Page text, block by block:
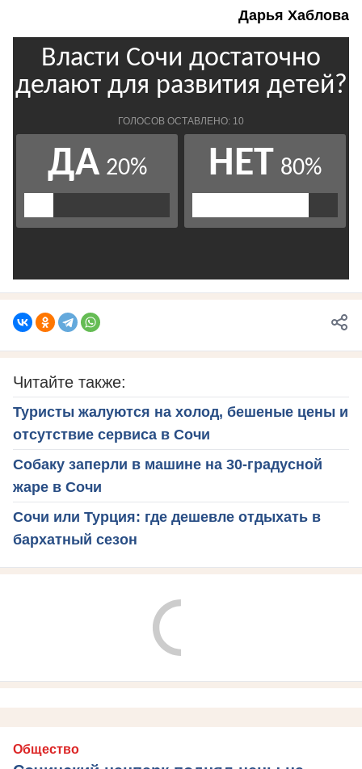
Дарья Хаблова
Читайте также:
Туристы жалуются на холод, бешеные цены и
отсутствие сервиса в Сочи
Собаку заперли в машине на 30-градусной
жаре в Сочи
Сочи или Турция: где дешевле отдыхать в
бархатный сезон
Общество